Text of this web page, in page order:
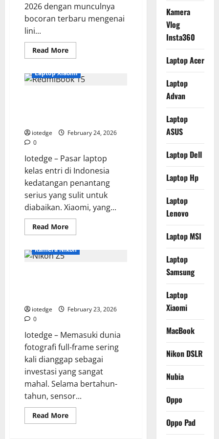
2026 dengan munculnya
bocoran terbaru mengenai
lini...
Read MoreRead
more
Infinix
Hot
Mewah
Laptop Xiaomi
iotedge
February 24, 2026
0
Iotedge – Pasar laptop
kelas entri di Indonesia
kedatangan penantang
serius yang sulit untuk
diabaikan. Xiaomi, yang...
Read MoreRead
more
15,
It!
Kamera Nikon
iotedge
February 23, 2026
0
Iotedge – Memasuki dunia
fotografi full-frame sering
kali dianggap sebagai
investasi yang sangat
mahal. Selama bertahun-
tahun, sensor...
Read MoreRead
more
Kamera
Vlog
Insta360
Laptop Acer
Laptop
Advan
Laptop
ASUS
Laptop Dell
Laptop Hp
Laptop
Lenovo
Laptop MSI
Laptop
Samsung
Laptop
Xiaomi
MacBook
Nikon DSLR
Nubia
Oppo
Oppo Pad